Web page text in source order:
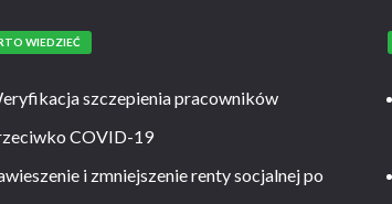
WIEDZIEĆ
szczepienia pracowników
COVID-19
i zmniejszenie renty socjalnej po